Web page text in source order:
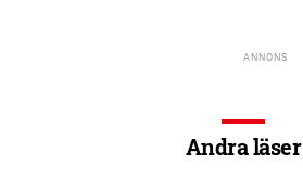
Andra läser